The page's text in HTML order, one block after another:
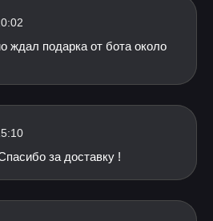
ждал подарка от бота около
за доставку !